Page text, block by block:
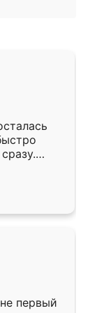
к
даже
первый